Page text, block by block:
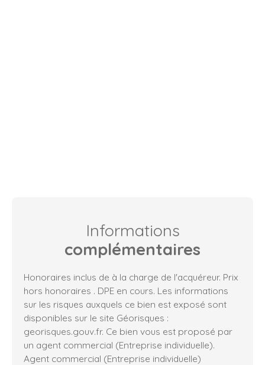
Informations
complémentaires
Honoraires inclus de à la charge de l'acquéreur. Prix
hors honoraires . DPE en cours. Les informations
sur les risques auxquels ce bien est exposé sont
disponibles sur le site Géorisques :
georisques.gouv.fr. Ce bien vous est proposé par
un agent commercial (Entreprise individuelle).
Agent commercial (Entreprise individuelle)